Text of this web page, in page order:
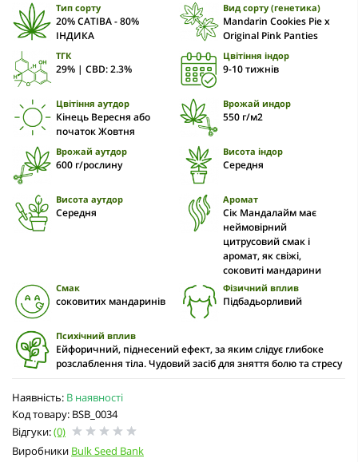
Наявність: В наявності
Код товару: BSB_0034
Відгуки:(0)
Виробники Bulk Seed Bank
Тип сорту
20% САТІВА - 80%
ІНДИКА
Вид сорту (генетика)
Mandarin Cookies Pie x
Original Pink Panties
ТГК
29% | CBD: 2.3%
Цвітіння індор
9-10 тижнів
Цвітіння аутдор
Кінець Вересня або
початок Жовтня
Врожай индор
550 г/м2
Врожай аутдор
600 г/рослину
Висота індор
Середня
Висота аутдор
Середня
Аромат
Сік Мандалайм має
неймовірний
цитрусовий смак і
аромат, як свіжі,
соковиті мандарини
Смак
соковитих мандаринів
Фізичний вплив
Підбадьорливий
Психічний вплив
Ейфоричний, піднесений ефект, за яким слідує глибоке
розслаблення тіла. Чудовий засіб для зняття болю та стресу